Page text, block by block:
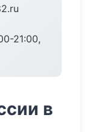
21:00,
в